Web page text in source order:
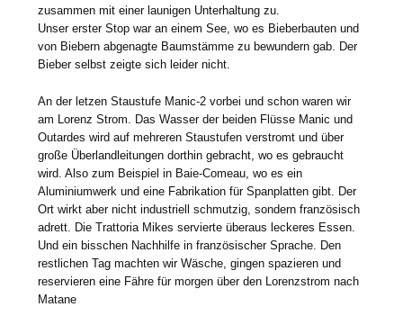
zusammen mit einer launigen Unterhaltung zu.
Unser erster Stop war an einem See, wo es Bieberbauten und
von Biebern abgenagte Baumstämme zu bewundern gab. Der
Bieber selbst zeigte sich leider nicht.
An der letzen Staustufe Manic-2 vorbei und schon waren wir
am Lorenz Strom. Das Wasser der beiden Flüsse Manic und
Outardes wird auf mehreren Staustufen verstromt und über
große Überlandleitungen dorthin gebracht, wo es gebraucht
wird. Also zum Beispiel in Baie-Comeau, wo es ein
Aluminiumwerk und eine Fabrikation für Spanplatten gibt. Der
Ort wirkt aber nicht industriell schmutzig, sondern französisch
adrett. Die Trattoria Mikes servierte überaus leckeres Essen.
Und ein bisschen Nachhilfe in französischer Sprache. Den
restlichen Tag machten wir Wäsche, gingen spazieren und
reservieren eine Fähre für morgen über den Lorenzstrom nach
Matane